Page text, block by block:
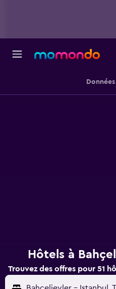
Données
Hôtels à
Trouvez des offres pour 51